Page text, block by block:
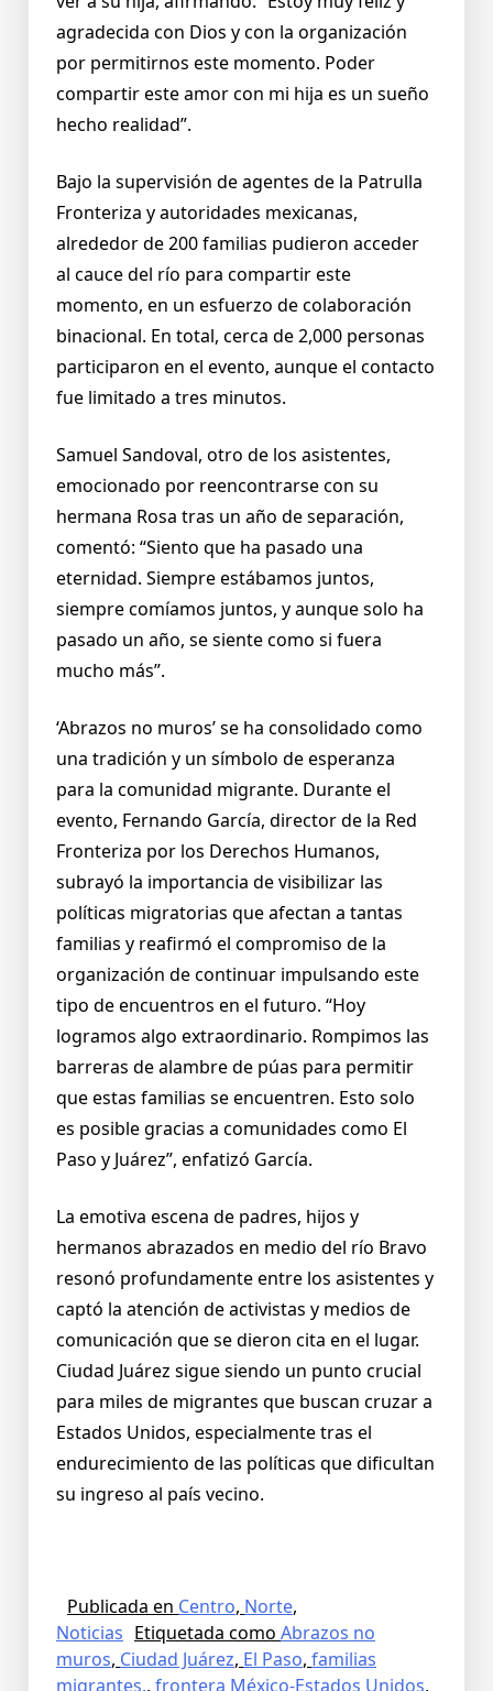
agradecida con Dios y con la organización
por permitirnos este momento. Poder
compartir este amor con mi hija es un sueño
hecho realidad”.
Bajo la supervisión de agentes de la Patrulla
Fronteriza y autoridades mexicanas,
alrededor de 200 familias pudieron acceder
al cauce del río para compartir este
momento, en un esfuerzo de colaboración
binacional. En total, cerca de 2,000 personas
participaron en el evento, aunque el contacto
fue limitado a tres minutos.
Samuel Sandoval, otro de los asistentes,
emocionado por reencontrarse con su
hermana Rosa tras un año de separación,
comentó: “Siento que ha pasado una
eternidad. Siempre estábamos juntos,
siempre comíamos juntos, y aunque solo ha
pasado un año, se siente como si fuera
mucho más”.
‘Abrazos no muros’ se ha consolidado como
una tradición y un símbolo de esperanza
para la comunidad migrante. Durante el
evento, Fernando García, director de la Red
Fronteriza por los Derechos Humanos,
subrayó la importancia de visibilizar las
políticas migratorias que afectan a tantas
familias y reafirmó el compromiso de la
organización de continuar impulsando este
tipo de encuentros en el futuro. “Hoy
logramos algo extraordinario. Rompimos las
barreras de alambre de púas para permitir
que estas familias se encuentren. Esto solo
es posible gracias a comunidades como El
Paso y Juárez”, enfatizó García.
La emotiva escena de padres, hijos y
hermanos abrazados en medio del río Bravo
resonó profundamente entre los asistentes y
captó la atención de activistas y medios de
comunicación que se dieron cita en el lugar.
Ciudad Juárez sigue siendo un punto crucial
para miles de migrantes que buscan cruzar a
Estados Unidos, especialmente tras el
endurecimiento de las políticas que dificultan
su ingreso al país vecino.
Publicada en Centro, Norte,
Noticias Etiquetada como Abrazos no
muros, Ciudad Juárez, El Paso, familias
migrantes., frontera México-Estados Unidos,